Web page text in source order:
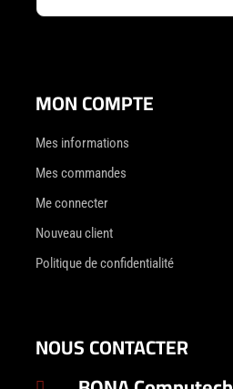
MON COMPTE
Mes informations
Mes commandes
Me connecter
Nouveau client
Politique de confidentialité
NOUS CONTACTER